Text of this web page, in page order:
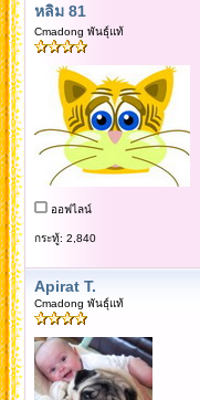
หลิม 81
Cmadong พันธุ์แท้
ออฟไลน์
กระทู้: 2,840
Apirat T.
Cmadong พันธุ์แท้